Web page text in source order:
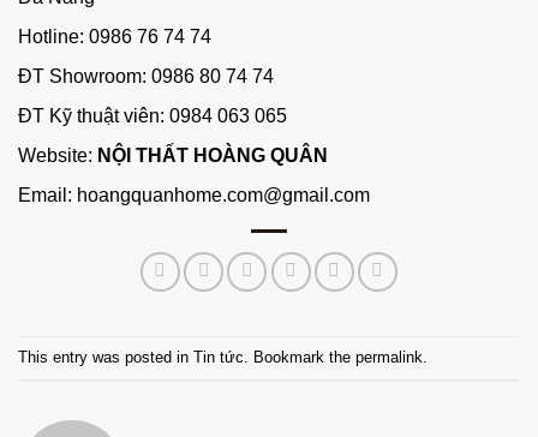
Hotline: 0986 76 74 74
ĐT Showroom: 0986 80 74 74
ĐT Kỹ thuật viên: 0984 063 065
Website: NỘI THẤT HOÀNG QUÂN
Email: hoangquanhome.com@gmail.com
This entry was posted in Tin tức . Bookmark the permalink